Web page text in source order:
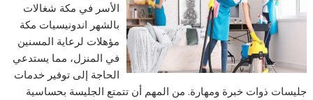
الأسر في مكة شغالات
بالشهر اندونيسيات مكة
مؤهلات لرعاية المسنين
في المنزل، مما يستدعي
الحاجة إلى توفير خدمات
جليسات ذوات خبرة ومهارة. من المهم أن تتمتع الجليسة بحساسية